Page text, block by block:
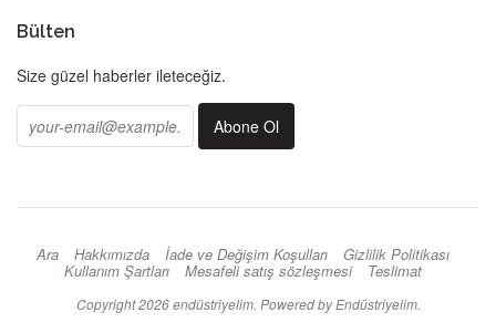
Bülten
Size güzel haberler ileteceğiz.
Ara Hakkımızda İade ve Değişim Koşulları Gizlilik Politikası
Kullanım Şartları Mesafeli satış sözleşmesi Teslimat
Copyright 2026endüstriyelim. Powered by Endüstriyelim.